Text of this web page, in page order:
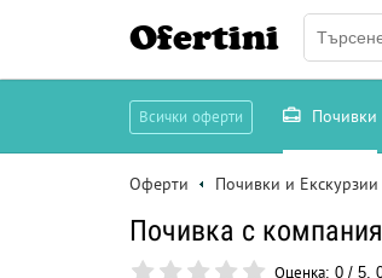
Ofertini
Всички оферти Почивки
Оферти Почивки и Екскурзии
Почивка с
Оценка: 0 / 5,